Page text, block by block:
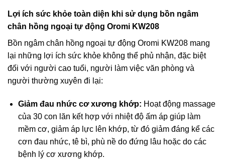
Lợi ích sức khỏe toàn diện khi sử dụng bồn ngâm
chân hồng ngoại tự động Oromi KW208
Bồn ngâm chân hồng ngoại tự động Oromi KW208 mang
lại những lợi ích sức khỏe không thể phủ nhận, đặc biệt
đối với người cao tuổi, người làm việc văn phòng và
người thường xuyên đi lại:
Giảm đau nhức cơ xương khớp: Hoạt động massage
của 30 con lăn kết hợp với nhiệt độ ấm áp giúp làm
mềm cơ, giảm áp lực lên khớp, từ đó giảm đáng kể các
cơn đau nhức, tê bì, phù nề do đứng lâu hoặc do các
bệnh lý cơ xương khớp.